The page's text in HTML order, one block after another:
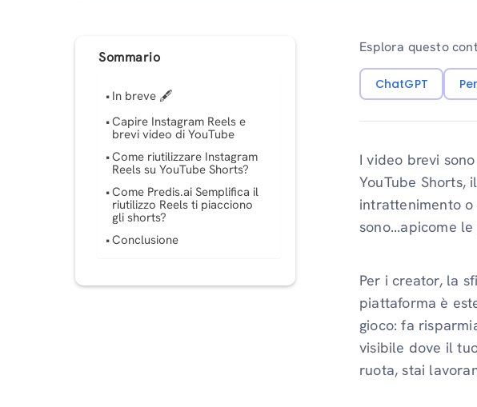
Sommario
In breve 🖋
Capire Instagram Reels e
brevi video di YouTube
Come riutilizzare Instagram
Reels su YouTube Shorts?
Come Predis.ai Semplifica il
riutilizzo Reels ti piacciono
gli shorts?
Conclusione
Esplora questo
ChatGPT
I video brevi
YouTube
intrattenimento
sono...apicome
Per i creator, la
piattaforma è
gioco: fa
visibile dove il
ruota, stai